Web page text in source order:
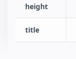
height
title